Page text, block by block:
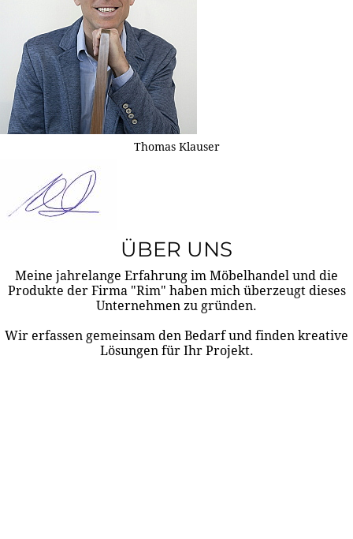
Thomas Klauser
ÜBER UNS
Meine jahrelange Erfahrung im Möbelhandel und die
Produkte der Firma "Rim" haben mich überzeugt dieses
Unternehmen zu gründen.
Wir erfassen gemeinsam den Bedarf und finden kreative
Lösungen für Ihr Projekt.